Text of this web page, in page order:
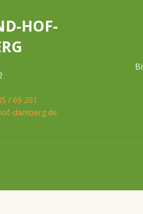
HOF-
/ 69 201
damberg.de